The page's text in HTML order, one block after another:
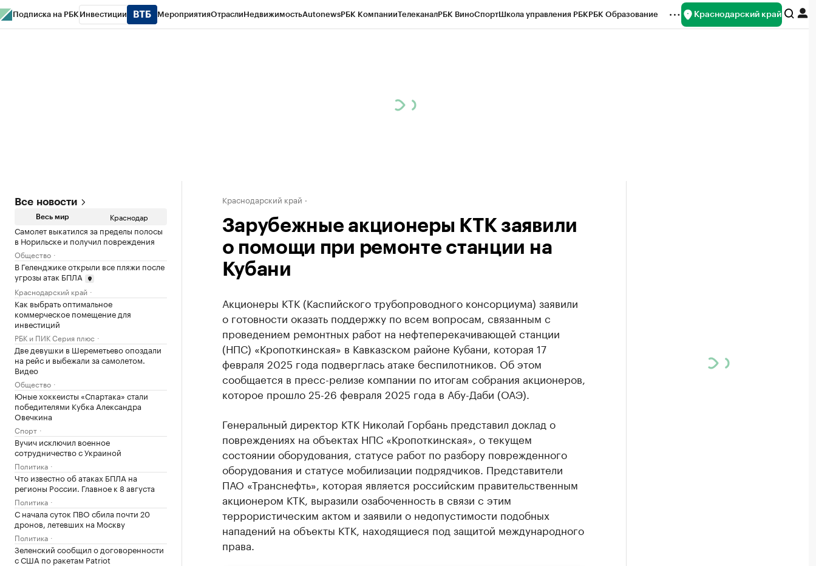
Подписка на РБК Инвестиции МероприятияОтраслиНедвижимостьAutonewsРБК КомпанииТелеканалРБК ВиноСпортШкола управления РБКРБК Образование Краснодарский край
Все новости
Весь мир Краснодар
Самолет выкатился за пределы полосы
в Норильске и получил повреждения
Общество
В Геленджике открыли все пляжи после
угрозы атак БПЛА
Краснодарский край
Как выбрать оптимальное
коммерческое помещение для
инвестиций
РБК и ПИК Серия плюс
Две девушки в Шереметьево опоздали
на рейс и выбежали за самолетом.
Видео
Общество
Юные хоккеисты «Спартака» стали
победителями Кубка Александра
Овечкина
Спорт
Вучич исключил военное
сотрудничество с Украиной
Политика
Что известно об атаках БПЛА на
регионы России. Главное к 8 августа
Политика
С начала суток ПВО сбила почти 20
дронов, летевших на Москву
Политика
Зеленский сообщил о договоренности
с США по ракетам Patriot
Краснодарский край
Зарубежные акционеры КТК заявили
о помощи при ремонте станции на
Кубани
Акционеры КТК (Каспийского трубопроводного консорциума) заявили
о готовности оказать поддержку по всем вопросам, связанным с
проведением ремонтных работ на нефтеперекачивающей станции
(НПС) «Кропоткинская» в Кавказском районе Кубани, которая 17
февраля 2025 года подверглась атаке беспилотников. Об этом
сообщается в пресс-релизе компании по итогам собрания акционеров,
которое прошло 25-26 февраля 2025 года в Абу-Даби (ОАЭ).
Генеральный директор КТК Николай Горбань представил доклад о
повреждениях на объектах НПС «Кропоткинская», о текущем
состоянии оборудования, статусе работ по разбору поврежденного
оборудования и статусе мобилизации подрядчиков. Представители
ПАО «Транснефть», которая является российским правительственным
акционером КТК, выразили озабоченность в связи с этим
террористическим актом и заявили о недопустимости подобных
нападений на объекты КТК, находящиеся под защитой международного
права.